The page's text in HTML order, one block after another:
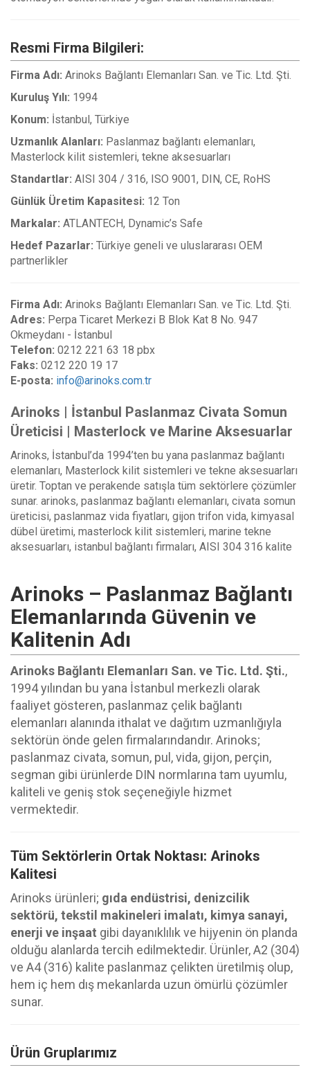
Resmi Firma Bilgileri:
Firma Adı: Arinoks Bağlantı Elemanları San. ve Tic. Ltd. Şti.
Kuruluş Yılı: 1994
Konum: İstanbul, Türkiye
Uzmanlık Alanları: Paslanmaz bağlantı elemanları,
Masterlock kilit sistemleri, tekne aksesuarları
Standartlar: AISI 304 / 316, ISO 9001, DIN, CE, RoHS
Günlük Üretim Kapasitesi: 12 Ton
Markalar: ATLANTECH, Dynamic’s Safe
Hedef Pazarlar: Türkiye geneli ve uluslararası OEM
partnerlikler
Firma Adı: Arinoks Bağlantı Elemanları San. ve Tic. Ltd. Şti.
Adres: Perpa Ticaret Merkezi B Blok Kat 8 No. 947
Okmeydanı - İstanbul
Telefon: 0212 221 63 18 pbx
Faks: 0212 220 19 17
E-posta: info@arinoks.com.tr
Arinoks | İstanbul Paslanmaz Civata Somun
Üreticisi | Masterlock ve Marine Aksesuarlar
Arinoks, İstanbul’da 1994’ten bu yana paslanmaz bağlantı
elemanları, Masterlock kilit sistemleri ve tekne aksesuarları
üretir. Toptan ve perakende satışla tüm sektörlere çözümler
sunar. arinoks, paslanmaz bağlantı elemanları, civata somun
üreticisi, paslanmaz vida fiyatları, gijon trifon vida, kimyasal
dübel üretimi, masterlock kilit sistemleri, marine tekne
aksesuarları, istanbul bağlantı firmaları, AISI 304 316 kalite
Arinoks – Paslanmaz Bağlantı
Elemanlarında Güvenin ve
Kalitenin Adı
Arinoks Bağlantı Elemanları San. ve Tic. Ltd. Şti.,
1994 yılından bu yana İstanbul merkezli olarak
faaliyet gösteren, paslanmaz çelik bağlantı
elemanları alanında ithalat ve dağıtım uzmanlığıyla
sektörün önde gelen firmalarındandır. Arinoks;
paslanmaz civata, somun, pul, vida, gijon, perçin,
segman gibi ürünlerde DIN normlarına tam uyumlu,
kaliteli ve geniş stok seçeneğiyle hizmet
vermektedir.
Tüm Sektörlerin Ortak Noktası: Arinoks
Kalitesi
Arinoks ürünleri; gıda endüstrisi, denizcilik
sektörü, tekstil makineleri imalatı, kimya sanayi,
enerji ve inşaat gibi dayanıklılık ve hijyenin ön planda
olduğu alanlarda tercih edilmektedir. Ürünler, A2 (304)
ve A4 (316) kalite paslanmaz çelikten üretilmiş olup,
hem iç hem dış mekanlarda uzun ömürlü çözümler
sunar.
Ürün Gruplarımız